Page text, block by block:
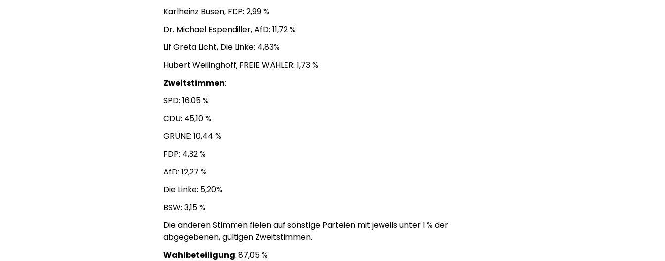
Karlheinz Busen, FDP: 2,99 %
Dr. Michael Espendiller, AfD: 11,72 %
Lif Greta Licht, Die Linke: 4,83%
Hubert Weilinghoff, FREIE WÄHLER: 1,73 %
Zweitstimmen:
SPD: 16,05 %
CDU: 45,10 %
GRÜNE: 10,44 %
FDP: 4,32 %
AfD: 12,27 %
Die Linke: 5,20%
BSW: 3,15 %
Die anderen Stimmen fielen auf sonstige Parteien mit jeweils unter 1 % der
abgegebenen, gültigen Zweitstimmen.
Wahlbeteiligung: 87,05 %